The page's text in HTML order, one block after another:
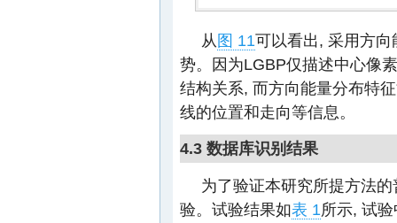
从图 11可以看出, 采用方
势。因为LGBP仅描述中心像
结构关系, 而方向能量分布特
线的位置和走向等信息。
4.3 数据库识别结果
为了验证本研究所提方法
验。试验结果如表 1所示, 试